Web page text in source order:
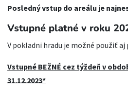
Posledný vstup do areálu je
Vstupné platné v roku
V pokladni hradu je možné použiť
Vstupné BEŽNÉ cez týždeň v
31.12.2023*